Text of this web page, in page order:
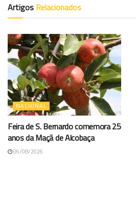
Artigos Relacionados
NACIONAL
Feira de S. Bernardo comemora 25
anos da Maçã de Alcobaça
06/08/2026